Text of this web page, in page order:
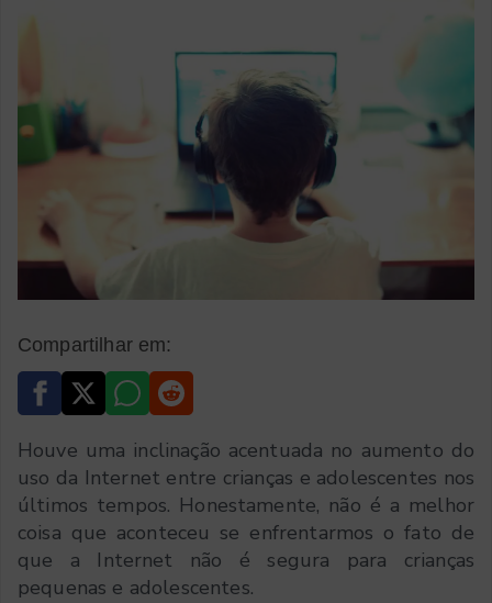
Compartilhar em:
Houve uma inclinação acentuada no aumento do
uso da Internet entre crianças e adolescentes nos
últimos tempos. Honestamente, não é a melhor
coisa que aconteceu se enfrentarmos o fato de
que a Internet não é segura para crianças
pequenas e adolescentes.